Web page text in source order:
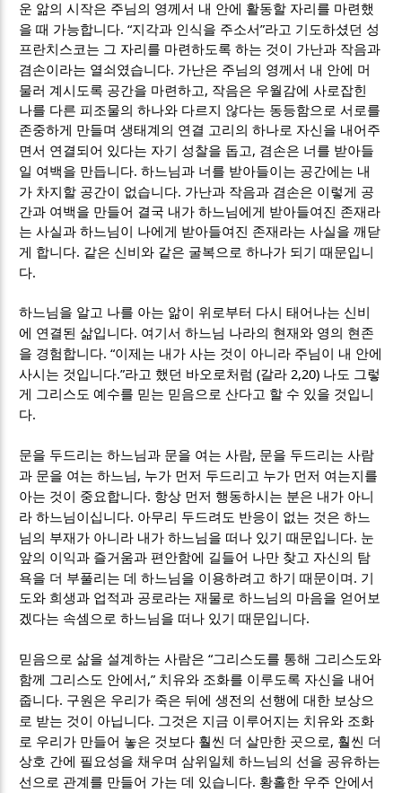
운 앎의 시작은 주님의 영께서 내 안에 활동할 자리를 마련했
을 때 가능합니다. “지각과 인식을 주소서”라고 기도하셨던 성
프란치스코는 그 자리를 마련하도록 하는 것이 가난과 작음과
겸손이라는 열쇠였습니다. 가난은 주님의 영께서 내 안에 머
물러 계시도록 공간을 마련하고, 작음은 우월감에 사로잡힌
나를 다른 피조물의 하나와 다르지 않다는 동등함으로 서로를
존중하게 만들며 생태계의 연결 고리의 하나로 자신을 내어주
면서 연결되어 있다는 자기 성찰을 돕고, 겸손은 너를 받아들
일 여백을 만듭니다.하느님과 너를 받아들이는 공간에는 내
가 차지할 공간이 없습니다. 가난과 작음과 겸손은 이렇게 공
간과 여백을 만들어 결국 내가 하느님에게 받아들여진 존재라
는 사실과 하느님이 나에게 받아들여진 존재라는 사실을 깨닫
게 합니다. 같은 신비와 같은 굴복으로 하나가 되기 때문입니
다.
하느님을 알고 나를 아는 앎이 위로부터 다시 태어나는 신비
에 연결된 삶입니다. 여기서 하느님 나라의 현재와 영의 현존
을 경험합니다. “이제는 내가 사는 것이 아니라 주님이 내 안에
사시는 것입니다.”라고 했던 바오로처럼(갈라 2,20) 나도 그렇
게 그리스도 예수를 믿는 믿음으로 산다고 할 수 있을 것입니
다.
문을 두드리는 하느님과 문을 여는 사람, 문을 두드리는 사람
과 문을 여는 하느님, 누가 먼저 두드리고 누가 먼저 여는지를
아는 것이 중요합니다. 항상 먼저 행동하시는 분은 내가 아니
라 하느님이십니다. 아무리 두드려도 반응이 없는 것은 하느
님의 부재가 아니라 내가 하느님을 떠나 있기 때문입니다. 눈
앞의 이익과 즐거움과 편안함에 길들어 나만 찾고 자신의 탐
욕을 더 부풀리는 데 하느님을 이용하려고 하기 때문이며 . 기
도와 희생과 업적과 공로라는 재물로 하느님의 마음을 얻어보
겠다는 속셈으로 하느님을 떠나 있기 때문입니다.
믿음으로 삶을 설계하는 사람은“그리스도를 통해 그리스도와
함께 그리스도 안에서 ,” 치유와 조화를 이루도록 자신을 내어
줍니다. 구원은 우리가 죽은 뒤에 생전의 선행에 대한 보상으
로 받는 것이 아닙니다. 그것은 지금 이루어지는 치유와 조화
로 우리가 만들어 놓은 것보다 훨씬 더 살만한 곳으로, 훨씬 더
상호 간에 필요성을 채우며 삼위일체 하느님의 선을 공유하는
선으로 관계를 만들어 가는 데 있습니다. 황홀한 우주 안에서